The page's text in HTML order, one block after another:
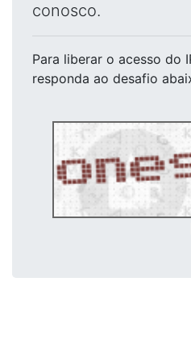
conosco.
Para liberar o acesso do
responda ao desafio